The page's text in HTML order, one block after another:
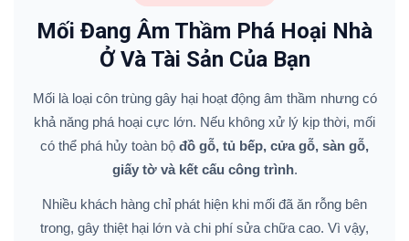
Mối Đang Âm Thầm Phá Hoại Nhà
Ở Và Tài Sản Của Bạn
Mối là loại côn trùng gây hại hoạt động âm thầm nhưng có
khả năng phá hoại cực lớn. Nếu không xử lý kịp thời, mối
có thể phá hủy toàn bộ đồ gỗ, tủ bếp, cửa gỗ, sàn gỗ,
giấy tờ và kết cấu công trình.
Nhiều khách hàng chỉ phát hiện khi mối đã ăn rỗng bên
trong, gây thiệt hại lớn và chi phí sửa chữa cao. Vì vậy,